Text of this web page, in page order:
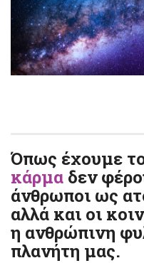
Όπως έχουμε
κάρμα δεν
άνθρωποι ως
αλλά και οι
η ανθρώπινη
πλανήτη μας.